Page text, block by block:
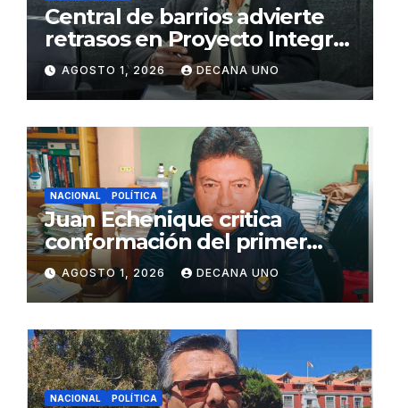
Central de barrios advierte
retrasos en Proyecto Integral
de Agua y Alcantarillado para
Juliaca
AGOSTO 1, 2026 DECANA UNO
NACIONAL POLÍTICA
Juan Echenique critica
conformación del primer
gabinete ministerial de Keiko
Fujimori
AGOSTO 1, 2026 DECANA UNO
NACIONAL POLÍTICA